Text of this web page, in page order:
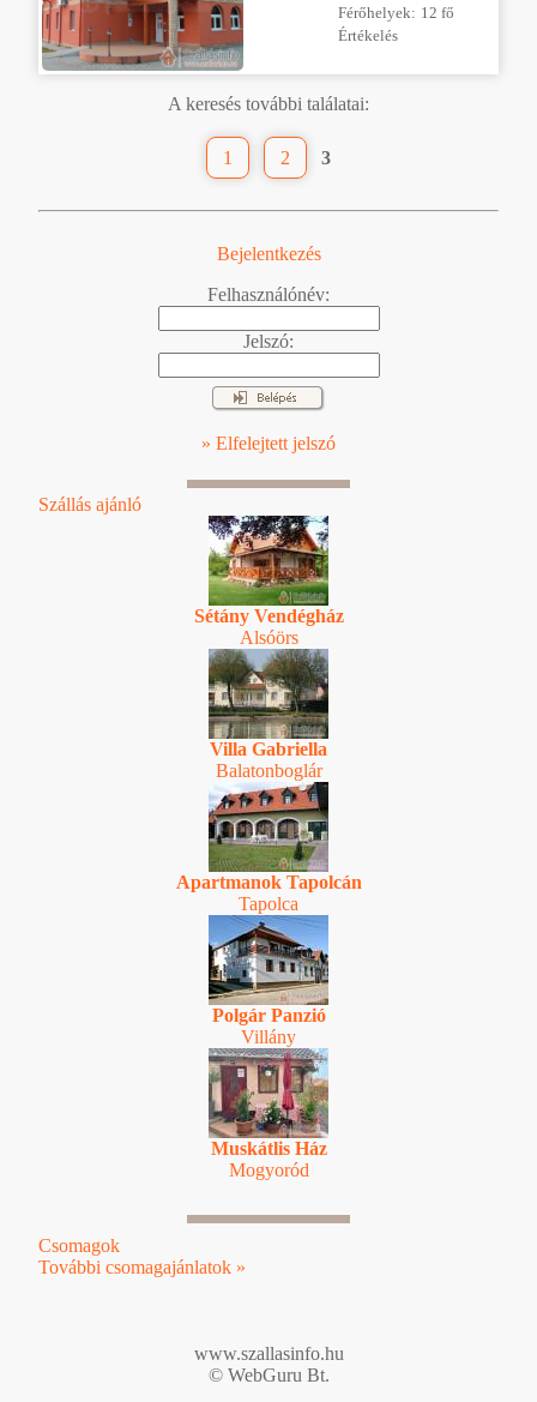
Férőhelyek: 12 fő
Értékelés
A keresés további találatai:
1 2 3
Bejelentkezés
Felhasználónév:
Jelszó:
» Elfelejtett jelszó
Szállás ajánló
Sétány Vendégház
Alsóörs
Villa Gabriella
Balatonboglár
Apartmanok Tapolcán
Tapolca
Polgár Panzió
Villány
Muskátlis Ház
Mogyoród
Csomagok
További csomagajánlatok »
www.szallasinfo.hu
© WebGuru Bt.